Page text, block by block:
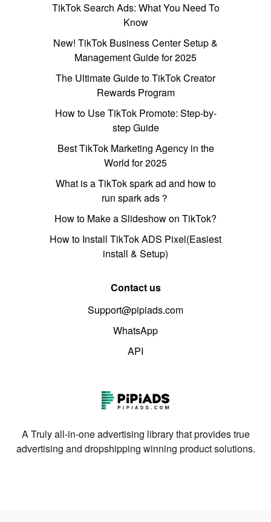
TikTok Search Ads: What You Need To
Know
New! TikTok Business Center Setup &
Management Guide for 2025
The Ultimate Guide to TikTok Creator
Rewards Program
How to Use TikTok Promote: Step-by-
step Guide
Best TikTok Marketing Agency in the
World for 2025
What is a TikTok spark ad and how to
run spark ads？
How to Make a Slideshow on TikTok?
How to Install TikTok ADS Pixel(Easiest
install & Setup)
Contact us
Support@pipiads.com
WhatsApp
API
A Truly all-in-one advertising library that provides true
advertising and dropshipping winning product solutions.